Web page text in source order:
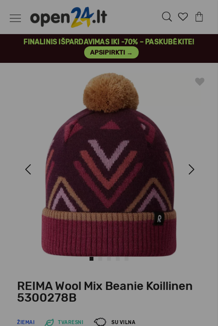
FINALINIS IŠPARDAVIMAS IKI -70% – PASKUBĖKITE!
APSIPIRKTI →
Previous Next
REIMA Wool Mix Beanie Koillinen
5300278B
ŽIEMAI TVARESNI SU VILNA